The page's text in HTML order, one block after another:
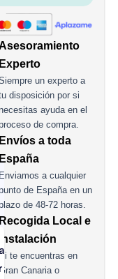
Experto
un experto a
disposición por si
necesitas ayuda en el
de compra.
Envíos a toda
España
Enviamos a cualquier
de España en un
de 48-72 horas.
Recogida Local e
Instalación
Si te encuentras en
Gran Canaria o